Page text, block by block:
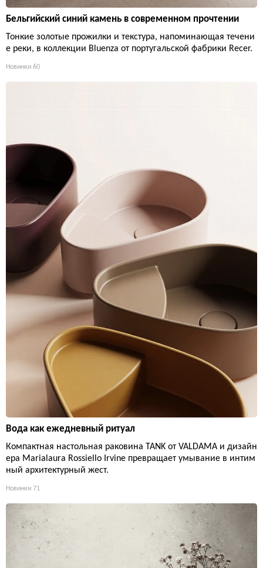
Бельгийский синий камень в современном прочтении
Тонкие золотые прожилки и текстура, напоминающая течени
е реки, в коллекции Bluenza от португальской фабрики Recer.
Новинки 60
Вода как ежедневный ритуал
Компактная настольная раковина TANK от VALDAMA и дизайн
ера Marialaura Rossiello Irvine превращает умывание в интим
ный архитектурный жест.
Новинки 71